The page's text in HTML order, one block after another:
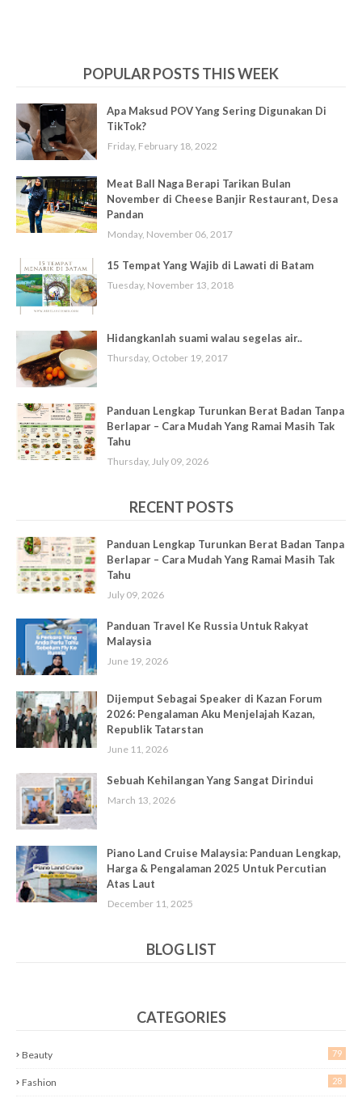
POPULAR POSTS THIS WEEK
Apa Maksud POV Yang Sering Digunakan Di
TikTok?
Friday, February 18, 2022
Meat Ball Naga Berapi Tarikan Bulan
November di Cheese Banjir Restaurant, Desa
Pandan
Monday, November 06, 2017
15 Tempat Yang Wajib di Lawati di Batam
Tuesday, November 13, 2018
Hidangkanlah suami walau segelas air..
Thursday, October 19, 2017
Panduan Lengkap Turunkan Berat Badan Tanpa
Berlapar – Cara Mudah Yang Ramai Masih Tak
Tahu
Thursday, July 09, 2026
RECENT POSTS
Panduan Lengkap Turunkan Berat Badan Tanpa
Berlapar – Cara Mudah Yang Ramai Masih Tak
Tahu
July 09, 2026
Panduan Travel Ke Russia Untuk Rakyat
Malaysia
June 19, 2026
Dijemput Sebagai Speaker di Kazan Forum
2026: Pengalaman Aku Menjelajah Kazan,
Republik Tatarstan
June 11, 2026
Sebuah Kehilangan Yang Sangat Dirindui
March 13, 2026
Piano Land Cruise Malaysia: Panduan Lengkap,
Harga & Pengalaman 2025 Untuk Percutian
Atas Laut
December 11, 2025
BLOG LIST
CATEGORIES
Beauty 79
Fashion 28